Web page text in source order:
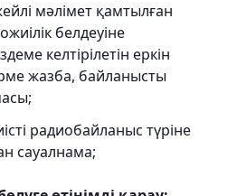
мәлімет қамтылған
белдеуіне
келтірілетін еркін
жазба, байланысты
радиобайланыс түріне
сауалнама;